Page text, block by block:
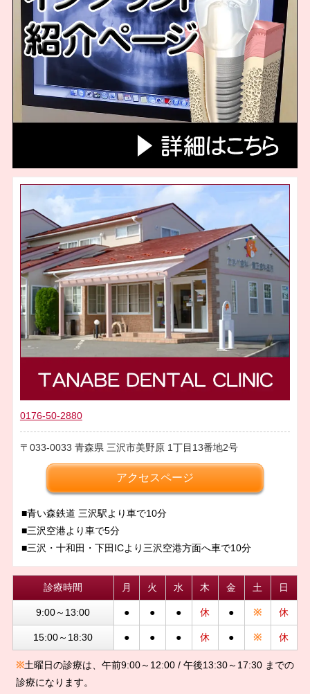
0176-50-2880
033-0033 青森県 三沢市美野原 1丁目13番地2号
アクセスページ
■青い森鉄道 三沢駅より車で10分
■三沢空港より車で5分
■三沢・十和田・下田ICより三沢空港方面へ車で10分
診療時間 月 火 水 木 金 土 日
9:00～13:00 ● ● ● 休 ● ※ 休
15:00～18:30 ● ● ● 休 ● ※ 休
※土曜日の診療は、午前9:00～12:00 / 午後13:30～17:30 までの
診療になります。